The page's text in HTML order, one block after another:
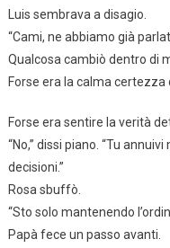
Luis sembrava a disagio.
“Cami, ne abbiamo già
Qualcosa cambiò dentro di
Forse era la calma certezza
Forse era sentire la verità
“No,” dissi piano. “Tu
decisioni.”
Rosa sbuffò.
“Sto solo mantenendo
Papà fece un passo avanti.